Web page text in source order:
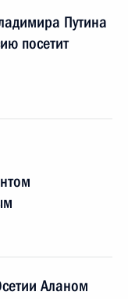
Путина
посетит
Аланом